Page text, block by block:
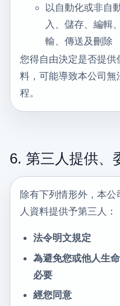
以自動化或非自
入、儲存、編輯
輸、傳送及刪除
您得自由決定是否提供
料，可能導致本公司
程。
6. 第三人提供、
除有下列情形外，本
人資料提供予第三人：
法令明文規定
為避免您或他人生
必要
經您同意